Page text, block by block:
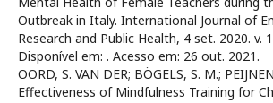
Outbreak in Italy. International Journal of
Research and Public Health, 4 set. 2020. v.
Disponível em: . Acesso em: 26 out. 2021.
OORD, S. VAN DER; BÖGELS, S. M.;
Effectiveness of Mindfulness Training for